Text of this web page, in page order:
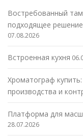
Востребованный
подходящее
07.08.2026
Встроенная кухня
Хроматограф
производства и
Платформа для
28.07.2026